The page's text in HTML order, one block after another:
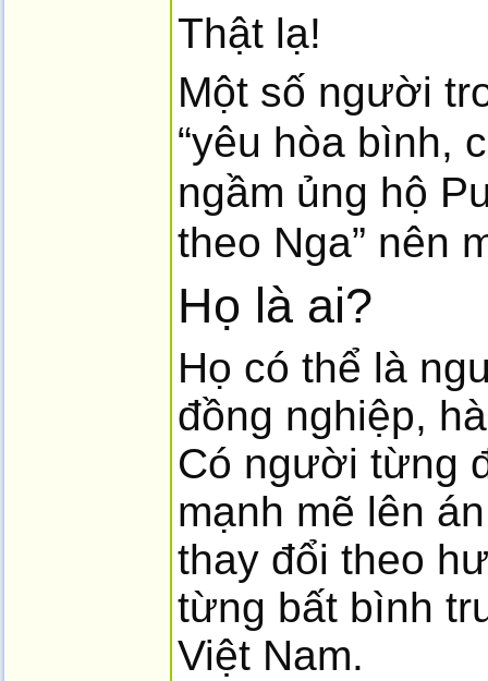
Thật lạ!
Một số người
“yêu hòa bình,
ngầm ủng hộ
theo Nga” nên
Họ là ai?
Họ có thể là
đồng nghiệp,
Có người từng
mạnh mẽ lên
thay đổi theo
từng bất bình
Việt Nam.